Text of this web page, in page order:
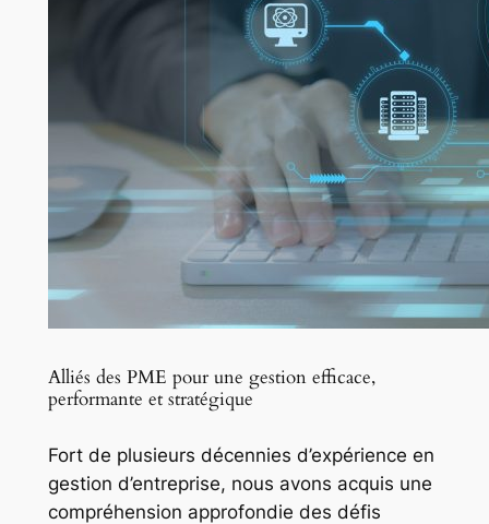
Alliés des PME pour une gestion efficace,
performante et stratégique​
Fort de plusieurs décennies d’expérience en
gestion d’entreprise, nous avons acquis une
compréhension approfondie des défis